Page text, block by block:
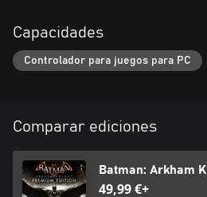
Capacidades
Controlador para juegos para PC
Comparar ediciones
Batman: Arkham
49,99 €+